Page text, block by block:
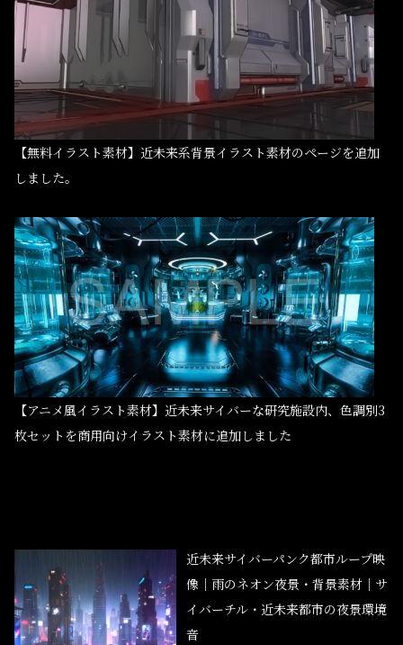
【無料イラスト素材】近未来系背景イラスト素材のページを追加
しました。
【アニメ風イラスト素材】近未来サイバーな研究施設内、色調別3
枚セットを商用向けイラスト素材に追加しました
近未来サイバーパンク都市ループ映
像｜雨のネオン夜景・背景素材｜サ
イバーチル・近未来都市の夜景環境
音